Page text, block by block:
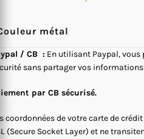
métal
/ CB : En utilisant Paypal, vous
sans partager vos
par CB sécurisé.
coordonnées de votre carte de
(Secure Socket Layer) et ne